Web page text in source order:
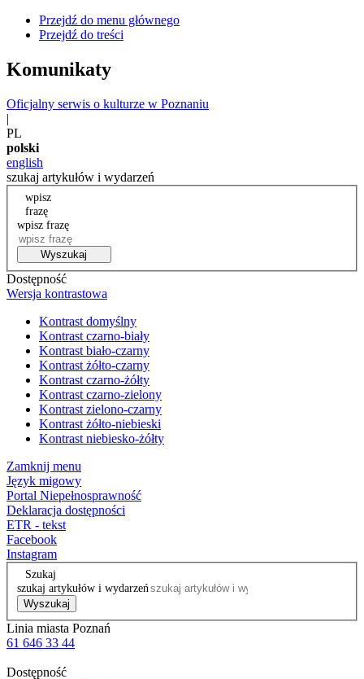
Przejdź do menu głównego
Przejdź do treści
Komunikaty
Oficjalny serwis o kulturze w Poznaniu
|
PL
polski
english
szukaj artykułów i wydarzeń
wpisz
frazę
wpisz frazę
Wyszukaj
Dostępność
Wersja kontrastowa
Kontrast domyślny
Kontrast czarno-biały
Kontrast biało-czarny
Kontrast żółto-czarny
Kontrast czarno-żółty
Kontrast czarno-zielony
Kontrast zielono-czarny
Kontrast żółto-niebieski
Kontrast niebiesko-żółty
Zamknij menu
Język migowy
Portal Niepełnosprawność
Deklaracja dostępności
ETR - tekst
Facebook
Instagram
Szukaj
szukaj artykułów i wydarzeń
Wyszukaj
Linia miasta Poznań
61 646 33 44
Dostępność